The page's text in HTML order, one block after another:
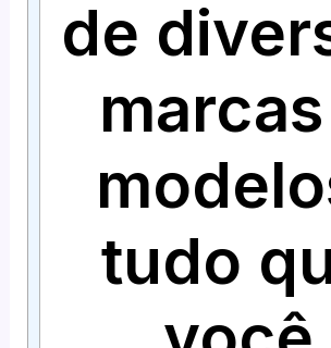
de
tudo